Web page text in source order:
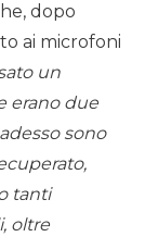
dopo
ai microfoni
un
erano due
sono
tanti
oltre